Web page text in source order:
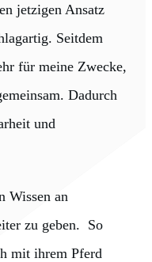
jetzigen Ansatz
Seitdem
für meine Zwecke,
Dadurch
und
Wissen an
zu geben. So
mit ihrem Pferd